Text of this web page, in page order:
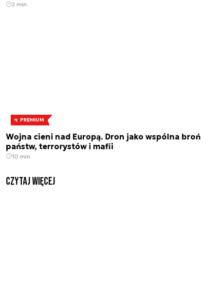
2 min.
PREMIUM
Wojna cieni nad Europą. Dron jako wspólna broń
państw, terrorystów i mafii
10 min.
czytaj więcej